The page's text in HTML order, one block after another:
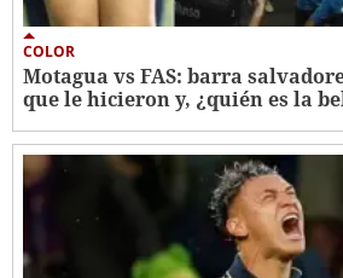
COLOR
Motagua vs FAS: barra
que le hicieron y, ¿quién es la